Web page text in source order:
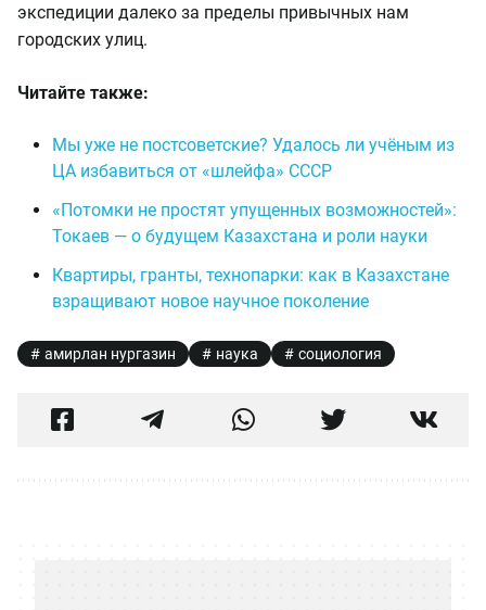
экспедиции далеко за пределы привычных нам
городских улиц.
Читайте также:
Мы уже не постсоветские? Удалось ли учёным из
ЦА избавиться от «шлейфа» СССР
«Потомки не простят упущенных возможностей»:
Токаев — о будущем Казахстана и роли науки
Квартиры, гранты, технопарки: как в Казахстане
взращивают новое научное поколение
амирлан нургазин наука социология